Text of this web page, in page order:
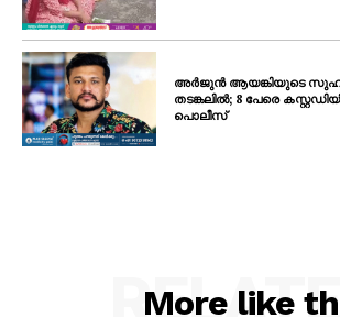
അർജുൻ ആയങ്കിയുടെ
തടങ്കലിൽ; 8 പേരെ
പൊലീസ്
More like